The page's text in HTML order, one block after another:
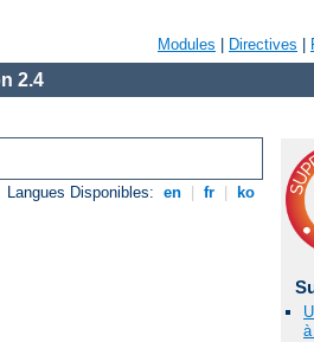
Modules Directives
2.4
Langues Disponibles: en fr ko